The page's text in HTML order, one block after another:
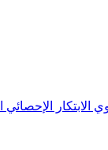
الابتكار الإحصائي